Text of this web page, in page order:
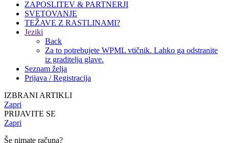
ZAPOSLITEV & PARTNERJI
SVETOVANJE
TEŽAVE Z RASTLINAMI?
Jeziki
Back
Za to potrebujete WPML vtičnik. Lahko ga odstranite
iz graditelja glave.
Seznam želja
Prijava / Registracija
IZBRANI ARTIKLI
Zapri
PRIJAVITE SE
Zapri
Še nimate računa?